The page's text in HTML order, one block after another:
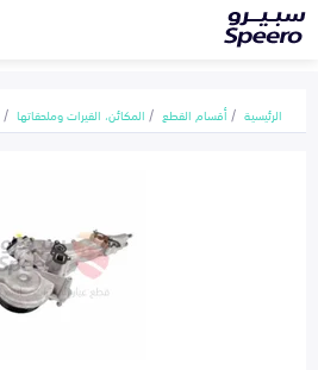
الرئيسية أقسام القطع المكائن، القيرات وملحقاتها